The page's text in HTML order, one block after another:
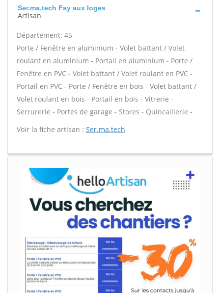
Ser.ma.tech Fay aux loges
Artisan
Département: 45
Porte / Fenêtre en aluminium - Volet battant / Volet
roulant en aluminium - Portail en aluminium - Porte /
Fenêtre en PVC - Volet battant / Volet roulant en PVC -
Portail en PVC - Porte / Fenêtre en bois - Volet battant /
Volet roulant en bois - Portail en bois - Vitrerie -
Serrurerie - Portes de garage - Stores - Quincaillerie -
Voir la fiche artisan : Ser.ma.tech